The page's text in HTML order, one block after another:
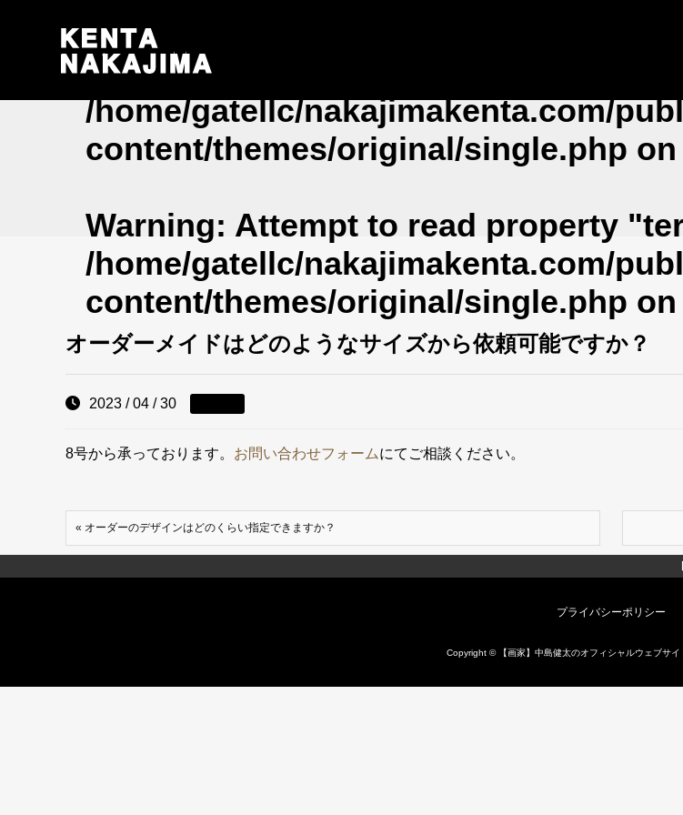
Warning
/home/gatellc/nakajimakenta.com/
content/themes/original/single.php
Warning: Attempt to read property
/home/gatellc/nakajimakenta.com/
content/themes/original/single.php
オーダーメイドはどのようなサイズから依頼可能ですか？
2023 / 04 / 30
8号から承っております。 お問い合わせフォームにてご相談ください。
« オーダーのデザインはどのくらい指定できますか？
プライバシーポリシー
Copyright © 【画家】中島健太のオフィシャルウェブサイ